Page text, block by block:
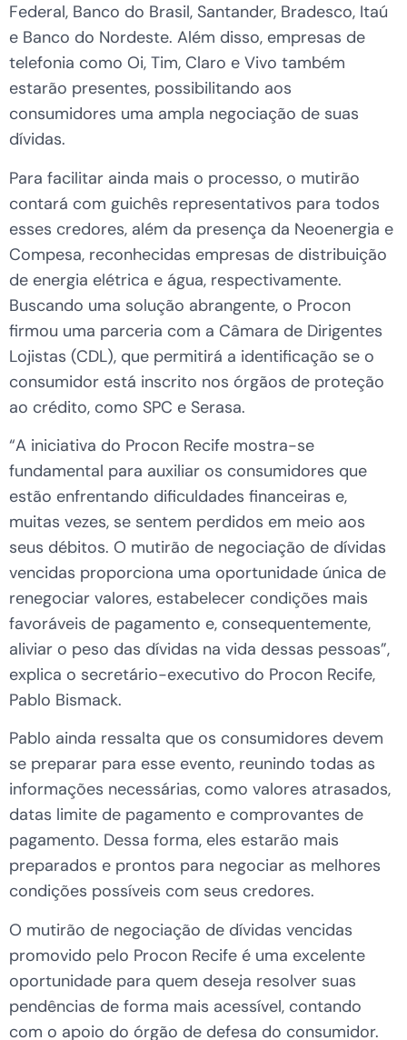
Federal, Banco do Brasil, Santander, Bradesco, Itaú
e Banco do Nordeste. Além disso, empresas de
telefonia como Oi, Tim, Claro e Vivo também
estarão presentes, possibilitando aos
consumidores uma ampla negociação de suas
dívidas.
Para facilitar ainda mais o processo, o mutirão
contará com guichês representativos para todos
esses credores, além da presença da Neoenergia e
Compesa, reconhecidas empresas de distribuição
de energia elétrica e água, respectivamente.
Buscando uma solução abrangente, o Procon
firmou uma parceria com a Câmara de Dirigentes
Lojistas (CDL), que permitirá a identificação se o
consumidor está inscrito nos órgãos de proteção
ao crédito, como SPC e Serasa.
“A iniciativa do Procon Recife mostra-se
fundamental para auxiliar os consumidores que
estão enfrentando dificuldades financeiras e,
muitas vezes, se sentem perdidos em meio aos
seus débitos. O mutirão de negociação de dívidas
vencidas proporciona uma oportunidade única de
renegociar valores, estabelecer condições mais
favoráveis de pagamento e, consequentemente,
aliviar o peso das dívidas na vida dessas pessoas”,
explica o secretário-executivo do Procon Recife,
Pablo Bismack.
Pablo ainda ressalta que os consumidores devem
se preparar para esse evento, reunindo todas as
informações necessárias, como valores atrasados,
datas limite de pagamento e comprovantes de
pagamento. Dessa forma, eles estarão mais
preparados e prontos para negociar as melhores
condições possíveis com seus credores.
O mutirão de negociação de dívidas vencidas
promovido pelo Procon Recife é uma excelente
oportunidade para quem deseja resolver suas
pendências de forma mais acessível, contando
com o apoio do órgão de defesa do consumidor.